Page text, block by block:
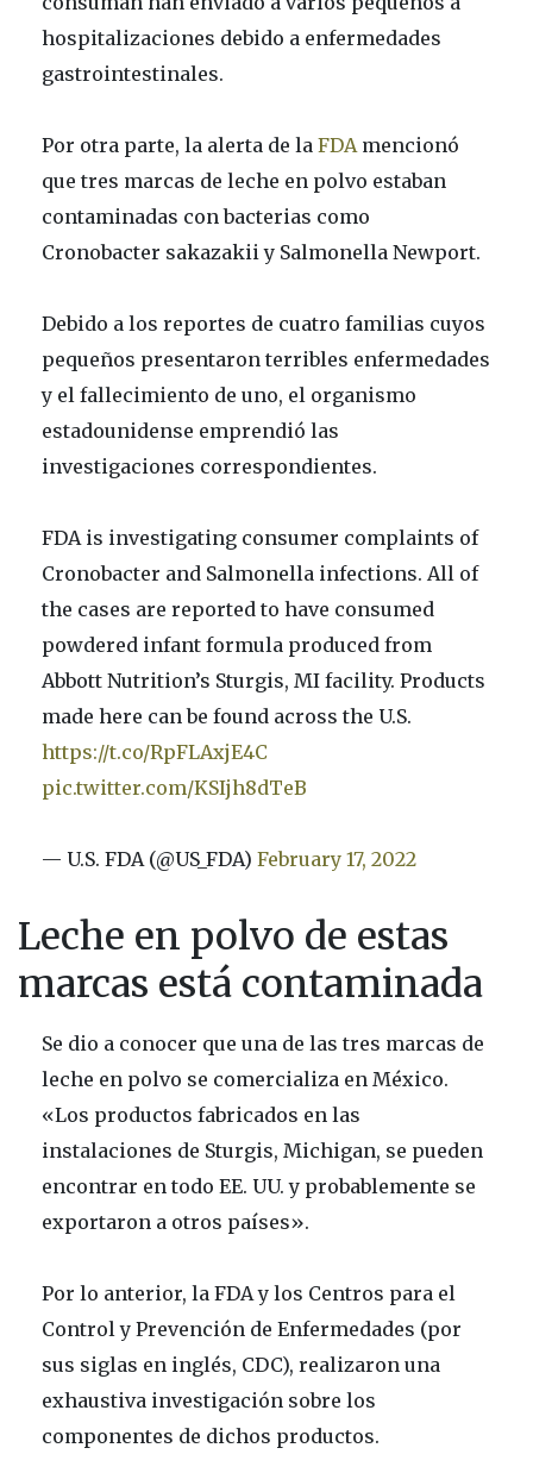
hospitalizaciones debido a enfermedades
gastrointestinales.
Por otra parte, la alerta de la FDAmencionó
que tres marcas de leche en polvo estaban
contaminadas con bacterias como
Cronobacter sakazakii y Salmonella Newport.
Debido a los reportes de cuatro familias cuyos
pequeños presentaron terribles enfermedades
y el fallecimiento de uno, el organismo
estadounidense emprendió las
investigaciones correspondientes.
FDA is investigating consumer complaints of
Cronobacter and Salmonella infections. All of
the cases are reported to have consumed
powdered infant formula produced from
Abbott Nutrition’s Sturgis, MI facility. Products
made here can be found across the U.S.
https://t.co/RpFLAxjE4C
pic.twitter.com/KSIjh8dTeB
— U.S. FDA (@US_FDA) February 17, 2022
Leche en polvo de estas
marcas está contaminada
Se dio a conocer que una de las tres marcas de
leche en polvo se comercializa en México.
«Los productos fabricados en las
instalaciones de Sturgis, Michigan, se pueden
encontrar en todo EE. UU. y probablemente se
exportaron a otros países».
Por lo anterior, la FDA y los Centros para el
Control y Prevención de Enfermedades (por
sus siglas en inglés, CDC), realizaron una
exhaustiva investigación sobre los
componentes de dichos productos.